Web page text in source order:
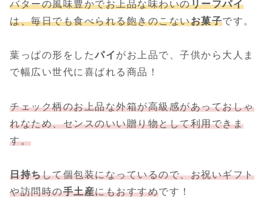
バターの風味豊かでお上品な味わいのリーフパイ
は、毎日でも食べられる飽きのこないお菓子です。
葉っぱの形をしたパイ がお上品で、子供から大人ま
で幅広い世代に喜ばれる商品！
チェック柄のお上品な外箱が高級感があっておしゃ
れなため、センスのいい贈り物として利用できま
す。
日持ちして個包装になっているので、お祝いギフト
や訪問時の手土産にもおすすめです！